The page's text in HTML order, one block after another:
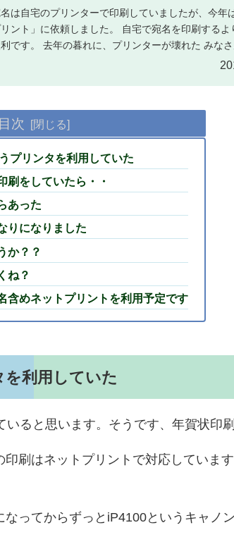
は自宅のプリンターで印刷していましたが、今年
ント」に依頼しました。 自宅で宛名を印刷するよ
です。 去年の暮れに、プリンターが壊れた みな
目次
プリンタを利用していた
刷をしていたら・・
あった
りになりました
か？？
ね？
含めネットプリントを利用予定です
利用していた
ると思います。そうです、年賀状印刷
刷はネットプリントで対応していま
ってからずっとiP4100というキャノ